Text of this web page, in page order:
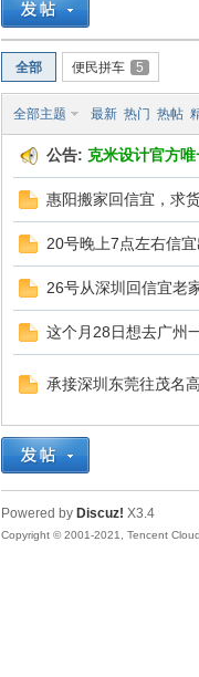
» ›
全部 便民拼车 5
全部主题 最新 热门 热帖
公告: 克米设计官方唯
惠阳搬家回信宜，求
20号晚上7点左右信
26号从深圳回信宜老
这个月28日想去广州
承接深圳东莞往茂名
Powered by Discuz! X3.4
Copyright © 2001-2021, Tencent Cloud.